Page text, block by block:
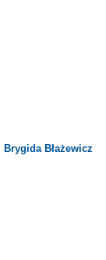
Brygida Błażewicz